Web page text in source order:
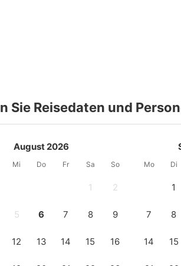
Sie Reisedaten und
August 2026
Mi Do Fr Sa So
1 2
5 6 7 8 9
12 13 14 15 16
Mo Di
1
7 8
14 15